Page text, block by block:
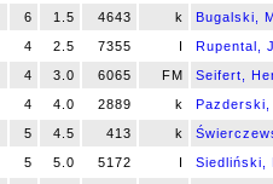
6 1.5 4643 k
Bugalski,
4 2.5 7355 I
Rupental,
4 3.0 6065 FM
Seifert,
4 4.0 2889 k
Pazderski,
5 4.5 413 k
5 5.0 5172 I
Siedliński,